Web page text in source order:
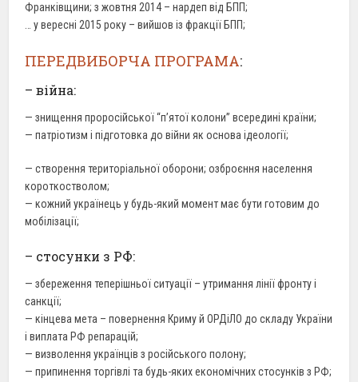
Франківщини; з жовтня 2014 – нардеп від БПП;
… у вересні 2015 року – вийшов із фракції БПП;
ПЕРЕДВИБОРЧА ПРОГРАМА:
– війна:
— знищення проросійської “п’ятої колони” всередині країни;
— патріотизм і підготовка до війни як основа ідеології;
— створення територіальної оборони; озброєння населення
короткостволом;
— кожний українець у будь-який момент має бути готовим до
мобілізації;
– стосунки з РФ:
— збереження теперішньої ситуації – утримання лінії фронту і
санкції;
— кінцева мета – повернення Криму й ОРДіЛО до складу України
і виплата РФ репарацій;
— визволення українців з російського полону;
— припинення торгівлі та будь-яких економічних стосунків з РФ;